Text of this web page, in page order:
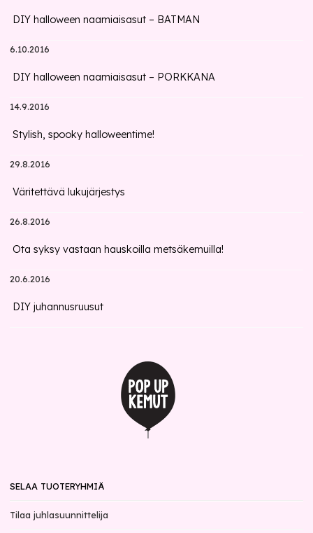
DIY halloween naamiaisasut – BATMAN
6.10.2016
DIY halloween naamiaisasut – PORKKANA
14.9.2016
Stylish, spooky halloweentime!
29.8.2016
Väritettävä lukujärjestys
26.8.2016
Ota syksy vastaan hauskoilla metsäkemuilla!
20.6.2016
DIY juhannusruusut
SELAA TUOTERYHMIÄ
Tilaa juhlasuunnittelija